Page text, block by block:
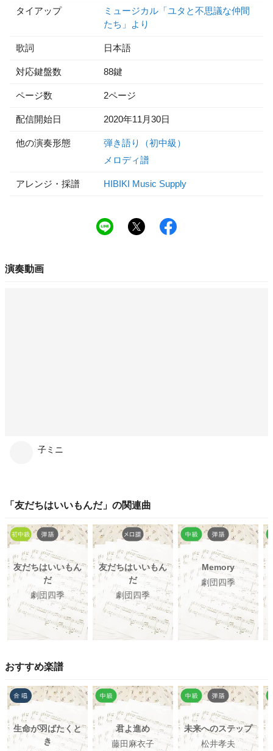
タイアップ
ミュージカル「ユタと不思議な仲間
たち」より
歌詞 日本語
対応鍵盤数 88鍵
ページ数 2ページ
配信開始日 2020年11月30日
他の演奏形態
弾き語り（初中級）
メロディ譜
アレンジ・採譜 HIBIKI Music Supply
演奏動画
子ミニ
「 友だちはいいもんだ」の関連曲
友だちはいいもん
だ
劇団四季
友だちはいいもん
だ
劇団四季
Memory
劇団四季
おすすめ楽譜
生命が羽ばたくと
き
君よ進め
藤田麻衣子
未来へのステップ
松井孝夫